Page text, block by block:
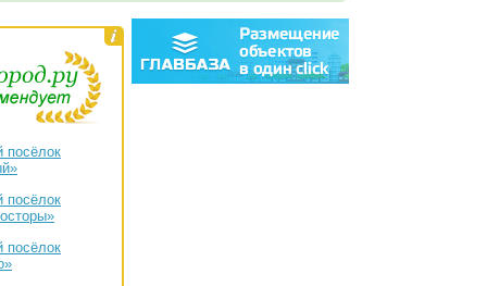
посёлок
посёлок
посёлок